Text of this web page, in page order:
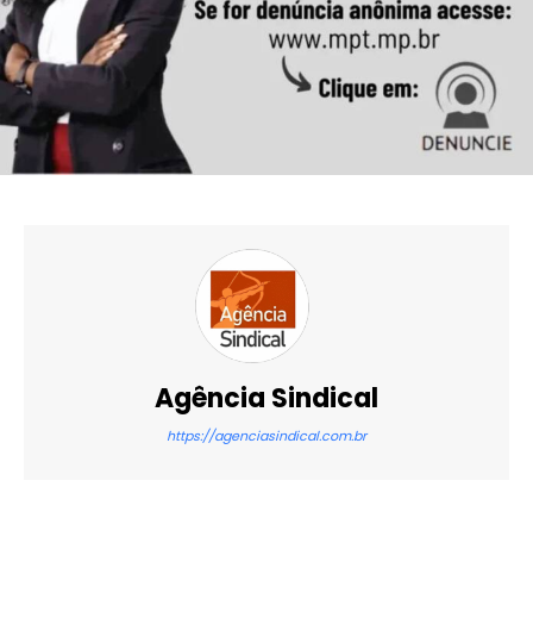
Agência Sindical
https://agenciasindical.com.br